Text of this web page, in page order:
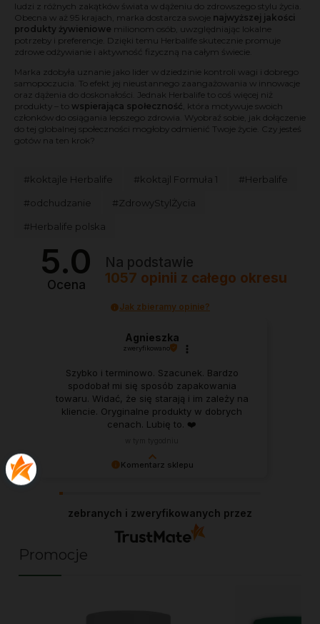
ludzi z różnych zakątków świata w dążeniu do zdrowszego stylu życia.
Obecna w aż 95 krajach, marka dostarcza swoje najwyższej jakości
produkty żywieniowe milionom osób, uwzględniając lokalne
potrzeby i preferencje. Dzięki temu Herbalife skutecznie promuje
zdrowe odżywianie i aktywność fizyczną na całym świecie.
Marka zdobyła uznanie jako lider w dziedzinie kontroli wagi i dobrego
samopoczucia. To efekt jej nieustannego zaangażowania w innowacje
oraz dążenia do doskonałości. Jednak Herbalife to coś więcej niż
produkty – to wspierająca społeczność , która motywuje swoich
członków do osiągania lepszego zdrowia. Wyobraź sobie, jak dołączenie
do tej globalnej społeczności mogłoby odmienić Twoje życie. Czy jesteś
gotów na ten krok?
#koktajle Herbalife #koktajl Formuła 1 #Herbalife
#odchudzanie #ZdrowyStylŻycia
#Herbalife polska
5.0
Ocena
Na podstawie
1057 opinii z całego okresu
Jak zbieramy opinie?
Komentarz sklepu
Dziękuję!
Agnieszka
zweryfikowano
Szybko i terminowo. Szacunek. Bardzo
spodobał mi się sposób zapakowania
towaru. Widać, że się starają i im zależy na
kliencie. Oryginalne produkty w dobrych
cenach. Lubię to. ❤️
zebranych i zweryfikowanych przez
Promocje